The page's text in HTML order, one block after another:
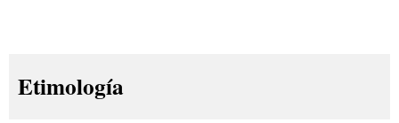
Etimología